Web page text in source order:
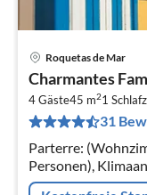
Roquetas de Mar
Charmantes
4 Gäste45 m21
31
Parterre:
Personen),
Toaster, Backofen,